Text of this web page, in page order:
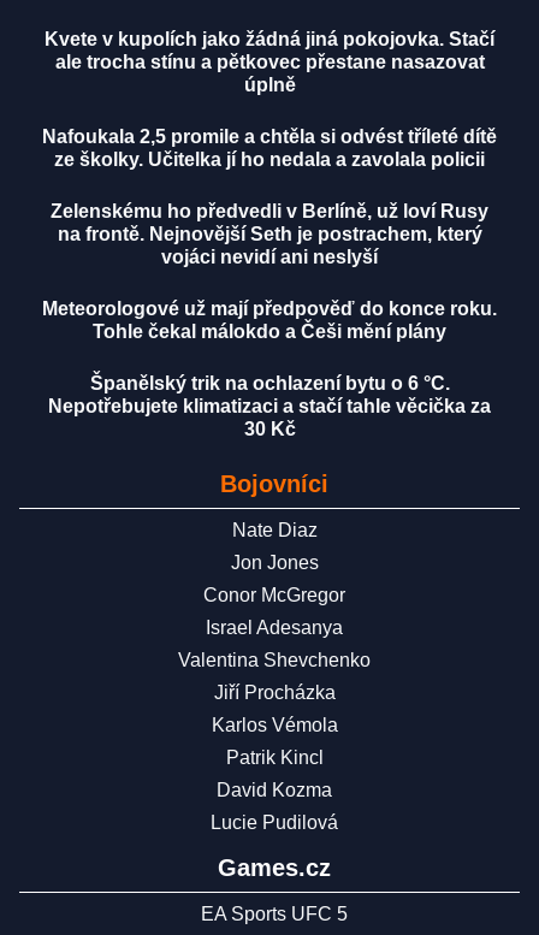
Kvete v kupolích jako žádná jiná pokojovka. Stačí
ale trocha stínu a pětkovec přestane nasazovat
úplně
Nafoukala 2,5 promile a chtěla si odvést tříleté dítě
ze školky. Učitelka jí ho nedala a zavolala policii
Zelenskému ho předvedli v Berlíně, už loví Rusy
na frontě. Nejnovější Seth je postrachem, který
vojáci nevidí ani neslyší
Meteorologové už mají předpověď do konce roku.
Tohle čekal málokdo a Češi mění plány
Španělský trik na ochlazení bytu o 6 °C.
Nepotřebujete klimatizaci a stačí tahle věcička za
30 Kč
Bojovníci
Nate Diaz
Jon Jones
Conor McGregor
Israel Adesanya
Valentina Shevchenko
Jiří Procházka
Karlos Vémola
Patrik Kincl
David Kozma
Lucie Pudilová
Games.cz
EA Sports UFC 5